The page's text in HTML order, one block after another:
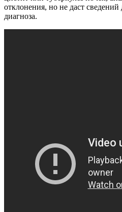
отклонения, но не даст
диагноза.